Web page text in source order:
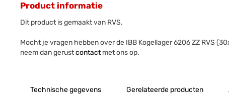
Product informatie
Dit product is gemaakt van RVS.
Mocht je vragen hebben over de IBB Kogellager 6206 ZZ RVS
neem dan gerustcontactmet ons op.
Technische gegevens Gerelateerde producten